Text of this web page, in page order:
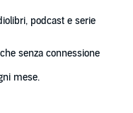
podcast e serie
senza connessione
mese.